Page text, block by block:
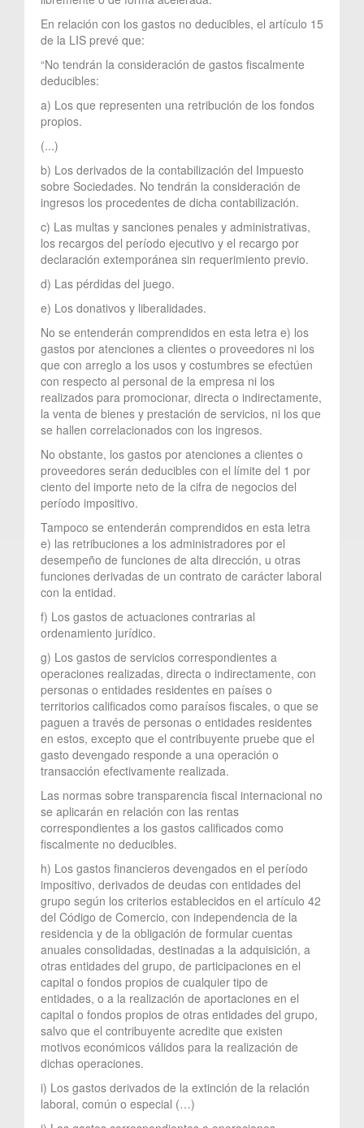
En relación con los gastos no deducibles, el artículo 15
de la LIS prevé que:
“No tendrán la consideración de gastos fiscalmente
deducibles:
a) Los que representen una retribución de los fondos
propios.
(...)
b) Los derivados de la contabilización del Impuesto
sobre Sociedades. No tendrán la consideración de
ingresos los procedentes de dicha contabilización.
c) Las multas y sanciones penales y administrativas,
los recargos del período ejecutivo y el recargo por
declaración extemporánea sin requerimiento previo.
d) Las pérdidas del juego.
e) Los donativos y liberalidades.
No se entenderán comprendidos en esta letra e) los
gastos por atenciones a clientes o proveedores ni los
que con arreglo a los usos y costumbres se efectúen
con respecto al personal de la empresa ni los
realizados para promocionar, directa o indirectamente,
la venta de bienes y prestación de servicios, ni los que
se hallen correlacionados con los ingresos.
No obstante, los gastos por atenciones a clientes o
proveedores serán deducibles con el límite del 1 por
ciento del importe neto de la cifra de negocios del
período impositivo.
Tampoco se entenderán comprendidos en esta letra
e) las retribuciones a los administradores por el
desempeño de funciones de alta dirección, u otras
funciones derivadas de un contrato de carácter laboral
con la entidad.
f) Los gastos de actuaciones contrarias al
ordenamiento jurídico.
g) Los gastos de servicios correspondientes a
operaciones realizadas, directa o indirectamente, con
personas o entidades residentes en países o
territorios calificados como paraísos fiscales, o que se
paguen a través de personas o entidades residentes
en estos, excepto que el contribuyente pruebe que el
gasto devengado responde a una operación o
transacción efectivamente realizada.
Las normas sobre transparencia fiscal internacional no
se aplicarán en relación con las rentas
correspondientes a los gastos calificados como
fiscalmente no deducibles.
h) Los gastos financieros devengados en el período
impositivo, derivados de deudas con entidades del
grupo según los criterios establecidos en el artículo 42
del Código de Comercio, con independencia de la
residencia y de la obligación de formular cuentas
anuales consolidadas, destinadas a la adquisición, a
otras entidades del grupo, de participaciones en el
capital o fondos propios de cualquier tipo de
entidades, o a la realización de aportaciones en el
capital o fondos propios de otras entidades del grupo,
salvo que el contribuyente acredite que existen
motivos económicos válidos para la realización de
dichas operaciones.
i) Los gastos derivados de la extinción de la relación
laboral, común o especial (…)